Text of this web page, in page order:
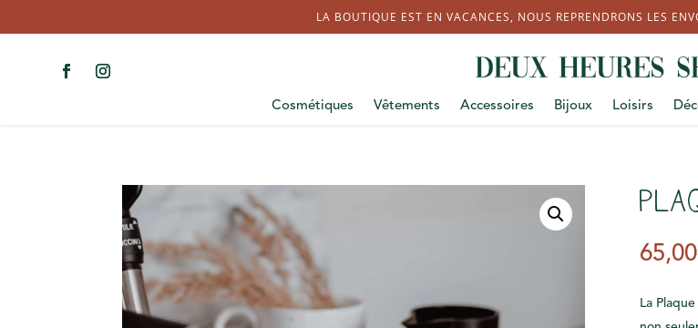
LA BOUTIQUE EST EN VACANCES, NOUS REPRENDRONS LES
Cosmétiques Vêtements Accessoires Bijoux Loisirs
65,00
La